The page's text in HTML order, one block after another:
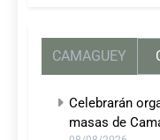
CAMAGUEY
Celebrarán
masas de